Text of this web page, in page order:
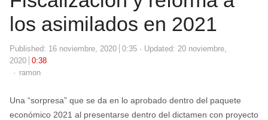
los asimilados en 2021
Published: 16 noviembre, 2020 0:35
Updated: 20 noviembre,
2020
0:38
Author
ramon
Una “sorpresa” que se da en lo aprobado dentro del paquete
económico 2021 al presentarse dentro del dictamen con proyecto